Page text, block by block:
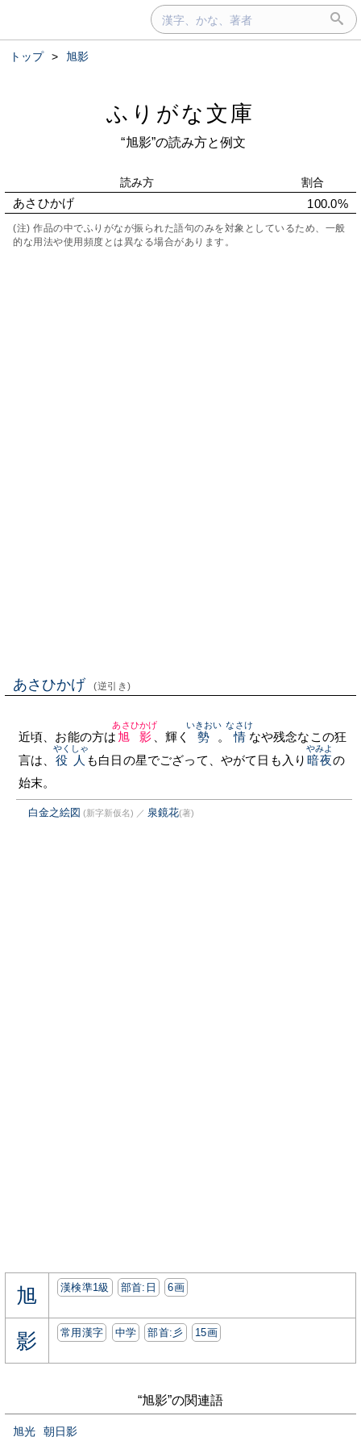
トップ > 旭影
ふりがな文庫
“旭影”の読み方と例文
読み方 割合
あさひかげ 100.0%
(注) 作品の中でふりがなが振られた語句のみを対象としているため、一般
的な用法や使用頻度とは異なる場合があります。
あさひかげ (逆引き)
近頃、お能の方は 旭影
あさひかげ
、輝く 勢
いきおい
。 情
なさけ
なや残念なこの狂
言は、 役人
やくしゃ
も白日の星でござって、やがて日も入り 暗夜
やみよ
の
始末。
白金之絵図 (新字新仮名) ／ 泉鏡花(著)
旭 漢検準1級 部首:⽇ 6画
影 常用漢字 中学 部首:⼺ 15画
“旭影”の関連語
旭光 朝日影